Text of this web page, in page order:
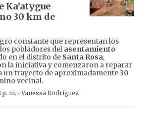
Ka’atygue
30 km de
constante que representan los
pobladores del asentamiento
en el distrito de Santa Rosa,
la iniciativa y comenzaron a reparar
un trayecto de aproximadamente 30
vecinal.
p. m. ·Vanessa Rodríguez